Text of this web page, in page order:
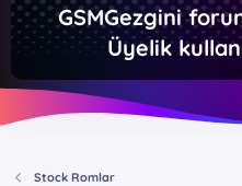
GSMGezgini
Üyelik
Stock Romlar